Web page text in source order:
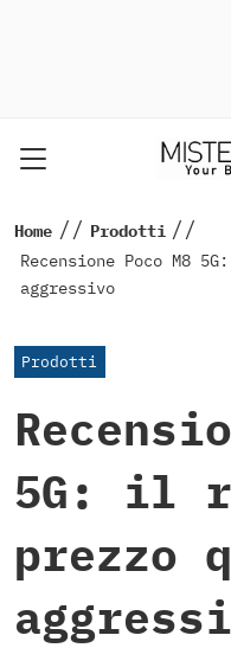
Home // Prodotti //
Recensione Poco M8
aggressivo
Prodotti
5G: il
prezzo